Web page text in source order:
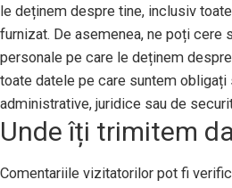
le deținem despre tine, inclusiv
furnizat. De asemenea, ne poți cere
personale pe care le deținem
toate datele pe care suntem
administrative, juridice sau de
Unde îți trimitem
Comentariile vizitatorilor pot fi